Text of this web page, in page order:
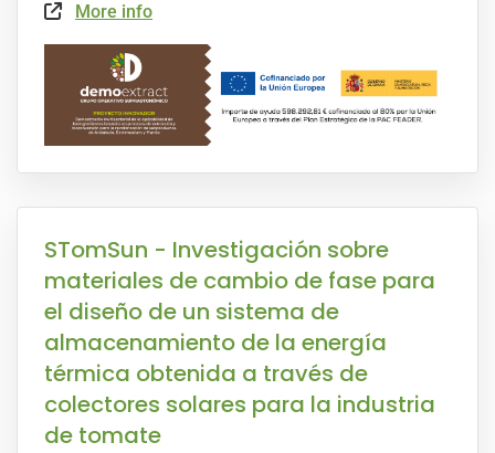
More info
STomSun - Investigación sobre
materiales de cambio de fase para
el diseño de un sistema de
almacenamiento de la energía
térmica obtenida a través de
colectores solares para la industria
de tomate